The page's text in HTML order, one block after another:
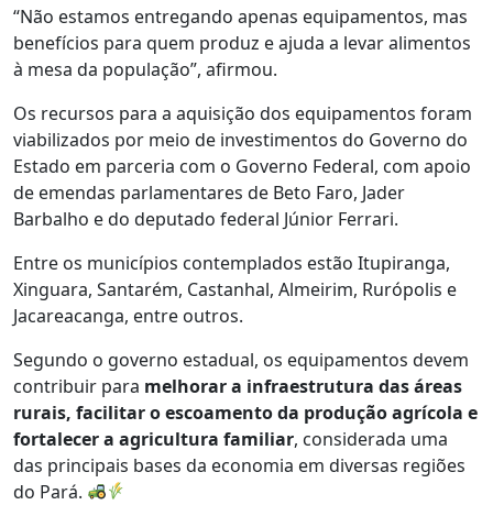
“Não estamos entregando apenas equipamentos, mas
benefícios para quem produz e ajuda a levar alimentos
à mesa da população”, afirmou.
Os recursos para a aquisição dos equipamentos foram
viabilizados por meio de investimentos do Governo do
Estado em parceria com o Governo Federal, com apoio
de emendas parlamentares de Beto Faro, Jader
Barbalho e do deputado federal Júnior Ferrari.
Entre os municípios contemplados estão Itupiranga,
Xinguara, Santarém, Castanhal, Almeirim, Rurópolis e
Jacareacanga, entre outros.
Segundo o governo estadual, os equipamentos devem
contribuir para melhorar a infraestrutura das áreas
rurais, facilitar o escoamento da produção agrícola e
fortalecer a agricultura familiar, considerada uma
das principais bases da economia em diversas regiões
do Pará.